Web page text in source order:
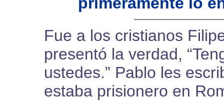
Fue a los cristianos
presentó la verdad,
ustedes.” Pablo les
estaba prisionero en